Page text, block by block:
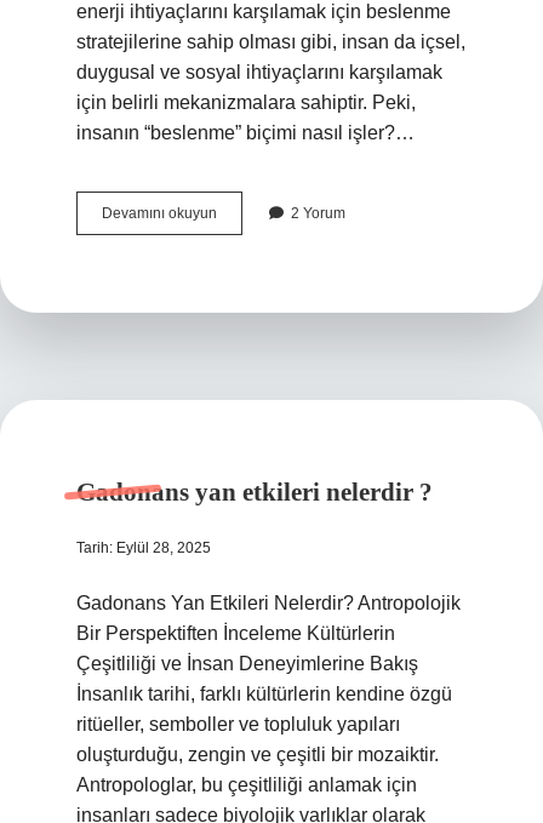
enerji ihtiyaçlarını karşılamak için beslenme
stratejilerine sahip olması gibi, insan da içsel,
duygusal ve sosyal ihtiyaçlarını karşılamak
için belirli mekanizmalara sahiptir. Peki,
insanın “beslenme” biçimi nasıl işler?…
Devamını okuyun Heterotrof
nedir
2 Yorum
Gadonans yan etkileri nelerdir ?
Tarih: Eylül 28, 2025
Gadonans Yan Etkileri Nelerdir? Antropolojik
Bir Perspektiften İnceleme Kültürlerin
Çeşitliliği ve İnsan Deneyimlerine Bakış
İnsanlık tarihi, farklı kültürlerin kendine özgü
ritüeller, semboller ve topluluk yapıları
oluşturduğu, zengin ve çeşitli bir mozaiktir.
Antropologlar, bu çeşitliliği anlamak için
insanları sadece biyolojik varlıklar olarak